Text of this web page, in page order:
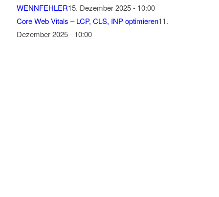
WENNFEHLER15. Dezember 2025 - 10:00
Core Web Vitals – LCP, CLS, INP optimieren11.
Dezember 2025 - 10:00